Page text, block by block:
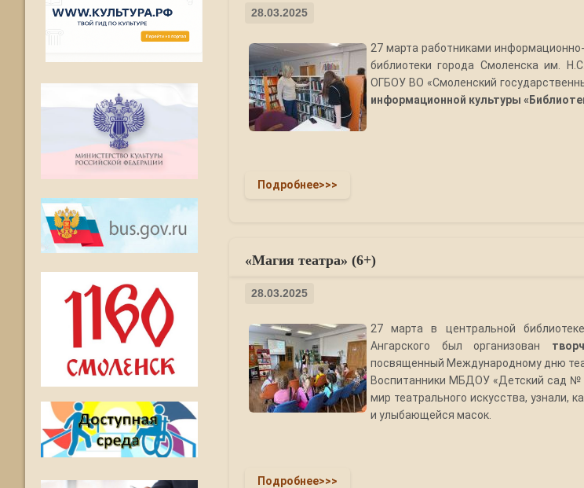
28.03.2025
27 марта работниками
библиотеки города Смоленска им.
ОГБОУ ВО «Смоленский
информационной культуры
Подробнее>>>
«Магия театра» (6+)
28.03.2025
27 марта в центральной
Ангарского был организован
посвященный Международному дню
Воспитанники МБДОУ «Детский сад №
мир театрального искусства, узнали,
и улыбающейся масок.
Подробнее>>>